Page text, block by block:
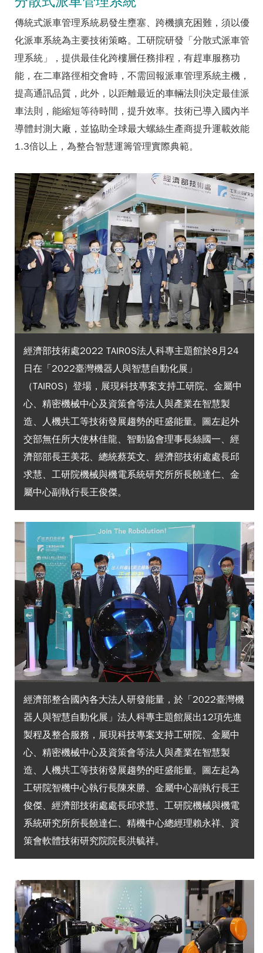
傳統式派車管理系統易發生壅塞、跨機擴充困難，須以優
化派車系統為主要技術策略。工研院研發「分散式派車管
理系統」，提供最佳化跨樓層任務排程，有趕車服務功
能，在二車路徑相交會時，不需回報派車管理系統主機，
提高通訊品質，此外，以距離最近的車輛法則決定最佳派
車法則，能縮短等待時間，提升效率。技術已導入國內半
導體封測大廠，並協助全球最大螺絲生產商提升運載效能
1.3倍以上，為整合智慧運籌管理實際典範。
經濟部技術處2022 TAIROS法人科專主題館於8月24
日在「2022臺灣機器人與智慧自動化展」
（TAIROS）登場，展現科技專案支持工研院、金屬中
心、精密機械中心及資策會等法人與產業在智慧製
造、人機共工等技術發展趨勢的旺盛能量。圖左起外
交部無任所大使林佳龍、智動協會理事長絲國一、經
濟部部長王美花、總統蔡英文、經濟部技術處處長邱
求慧、工研院機械與機電系統研究所所長饒達仁、金
屬中心副執行長王俊傑。
經濟部整合國內各大法人研發能量，於「2022臺灣機
器人與智慧自動化展」法人科專主題館展出12項先進
製程及整合服務，展現科技專案支持工研院、金屬中
心、精密機械中心及資策會等法人與產業在智慧製
造、人機共工等技術發展趨勢的旺盛能量。圖左起為
工研院智機中心執行長陳來勝、金屬中心副執行長王
俊傑、經濟部技術處處長邱求慧、工研院機械與機電
系統研究所所長饒達仁、精機中心總經理賴永祥、資
策會軟體技術研究院院長洪毓祥。